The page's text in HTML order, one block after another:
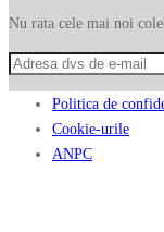
Nu rata cele mai noi
Politica de
Cookie-urile
ANPC